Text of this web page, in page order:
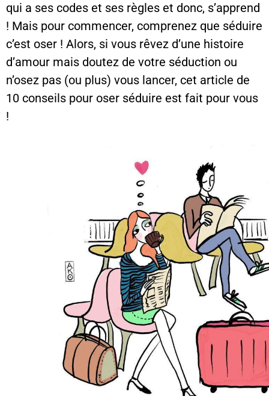
qui a ses codes et ses règles et donc, s’apprend
! Mais pour commencer, comprenez que séduire
c’est oser ! Alors, si vous rêvez d’une histoire
d’amour mais doutez de votre séduction ou
n’osez pas (ou plus) vous lancer, cet article de
10 conseils pour oser séduire est fait pour vous
!